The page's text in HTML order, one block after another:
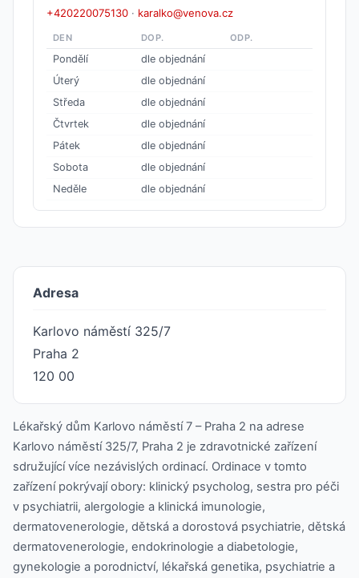
+420220075130 · karalko@venova.cz
DEN DOP. ODP.
Pondělí
dle objednání
Úterý
dle objednání
Středa
dle objednání
Čtvrtek
dle objednání
Pátek
dle objednání
Sobota
dle objednání
Neděle
dle objednání
Adresa
Karlovo náměstí 325/7
Praha 2
120 00
Lékařský dům Karlovo náměstí 7 – Praha 2 na adrese
Karlovo náměstí 325/7, Praha 2 je zdravotnické zařízení
sdružující více nezávislých ordinací. Ordinace v tomto
zařízení pokrývají obory: klinický psycholog, sestra pro péči
v psychiatrii, alergologie a klinická imunologie,
dermatovenerologie, dětská a dorostová psychiatrie, dětská
dermatovenerologie, endokrinologie a diabetologie,
gynekologie a porodnictví, lékařská genetika, psychiatrie a